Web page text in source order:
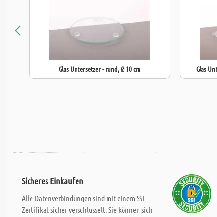
Glas Untersetzer - rund, Ø 10 cm Glas
Sicheres Einkaufen
Alle Datenverbindungen sind mit einem SSL -
Zertifikat sicher verschlusselt. Sie können sich